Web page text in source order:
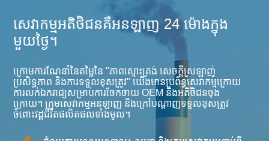
សេវាកម្មអតិថិជនគឺអនឡាញ 24 ម៉ោងក្នុង
មួយថ្ងៃ។
ក្រោមការណែនាំនៃតម្លៃនៃ "ភាពស្មោះត្រង់ សេចក្តីស្រឡាញ់
ប្រសិទ្ធភាព និងការទទួលខុសត្រូវ" យើងមានប្រព័ន្ធសេវាកម្មក្រោយ
ការលក់ឯករាជ្យសម្រាប់ការចែកចាយ OEM និងអតិថិជនចុង
ក្រោយ។ ក្រុមសេវាកម្មអនឡាញ និងក្រៅបណ្តាញទទួលខុសត្រូវ
ចំពោះវដ្តជីវិតផលិតផលទាំងមូល។